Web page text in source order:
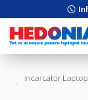
Incarcator